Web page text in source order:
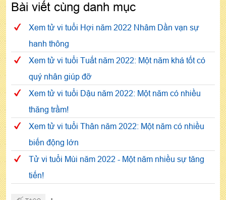
Bài viết cùng danh mục
Xem tử vi tuổi Hợi năm 2022 Nhâm Dần vạn sự
hanh thông
Xem tử vi tuổi Tuất năm 2022: Một năm khá tốt có
quý nhân giúp đỡ
Xem tử vi tuổi Dậu năm 2022: Một năm có nhiều
thăng trầm!
Xem tử vi tuổi Thân năm 2022: Một năm có nhiều
biến động lớn
Tử vi tuổi Mùi năm 2022 - Một năm nhiều sự tăng
tiến!